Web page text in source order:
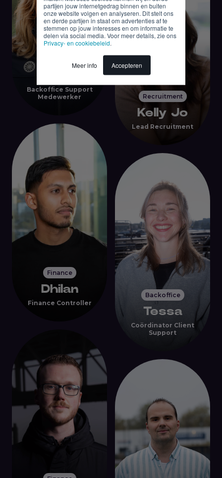
partijen jouw internetgedrag binnen en buiten
onze website volgen en analyseren. Dit stelt ons
en derde partijen in staat om advertenties af te
stemmen op jouw interesses en om informatie te
delen via social media. Voor meer details, zie ons
Privacy- en cookiebeleid.
Meer info Accepteren
Backoffice Support
Medewerker
Recruitment
Kelly Jo
Lead Recruitment
Finance
Dhilan
Finance Controller
Backoffice
Tessa
Coördinator Client
Support